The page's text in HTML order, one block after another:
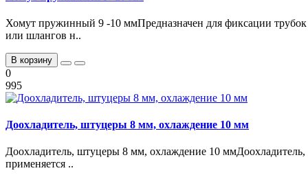
Хомут пружинный 9 -10 ммПредназначен для фиксации трубок
или шлангов н..
В корзину
0
995
Доохладитель, штуцеры 8 мм, охлаждение 10 мм
Доохладитель, штуцеры 8 мм, охлаждение 10 ммДоохладитель,
применяется ..